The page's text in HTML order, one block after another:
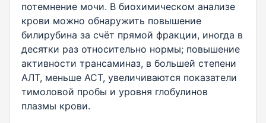
потемнение мочи. В биохимическом анализе
крови можно обнаружить повышение
билирубина за счёт прямой фракции, иногда в
десятки раз относительно нормы; повышение
активности трансаминаз, в большей степени
АЛТ, меньше АСТ, увеличиваются показатели
тимоловой пробы и уровня глобулинов
плазмы крови.